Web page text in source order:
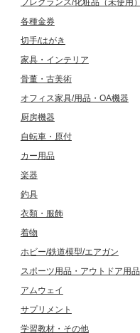
フレグランス/化粧品（未使用）
各種金券
切手/はがき
家具・インテリア
骨董・古美術
オフィス家具/用品・OA機器
厨房機器
自転車・原付
カー用品
楽器
釣具
衣類・服飾
着物
ホビー/鉄道模型/エアガン
スポーツ用品・アウトドア用品
アムウェイ
サプリメント
学習教材・その他